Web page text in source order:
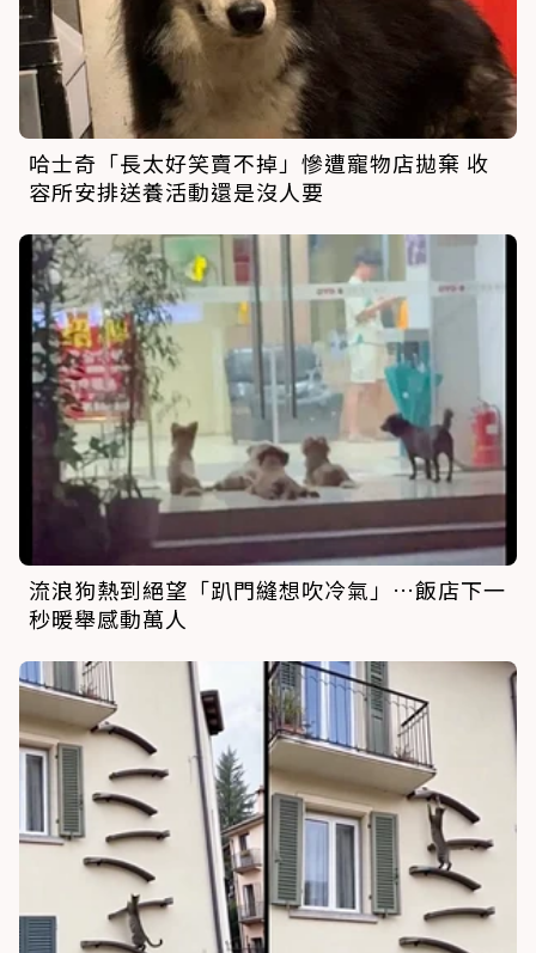
哈士奇「長太好笑賣不掉」慘遭寵物店拋棄 收
容所安排送養活動還是沒人要
流浪狗熱到絕望「趴門縫想吹冷氣」…飯店下一
秒暖舉感動萬人